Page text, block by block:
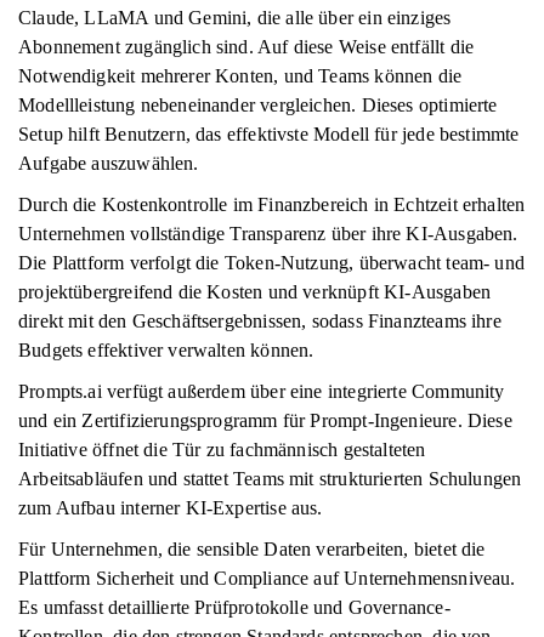
Claude, LLaMA und Gemini, die alle über ein einziges
Abonnement zugänglich sind. Auf diese Weise entfällt die
Notwendigkeit mehrerer Konten, und Teams können die
Modellleistung nebeneinander vergleichen. Dieses optimierte
Setup hilft Benutzern, das effektivste Modell für jede bestimmte
Aufgabe auszuwählen.
Durch die Kostenkontrolle im Finanzbereich in Echtzeit erhalten
Unternehmen vollständige Transparenz über ihre KI-Ausgaben.
Die Plattform verfolgt die Token-Nutzung, überwacht team- und
projektübergreifend die Kosten und verknüpft KI-Ausgaben
direkt mit den Geschäftsergebnissen, sodass Finanzteams ihre
Budgets effektiver verwalten können.
Prompts.ai verfügt außerdem über eine integrierte Community
und ein Zertifizierungsprogramm für Prompt-Ingenieure. Diese
Initiative öffnet die Tür zu fachmännisch gestalteten
Arbeitsabläufen und stattet Teams mit strukturierten Schulungen
zum Aufbau interner KI-Expertise aus.
Für Unternehmen, die sensible Daten verarbeiten, bietet die
Plattform Sicherheit und Compliance auf Unternehmensniveau.
Es umfasst detaillierte Prüfprotokolle und Governance-